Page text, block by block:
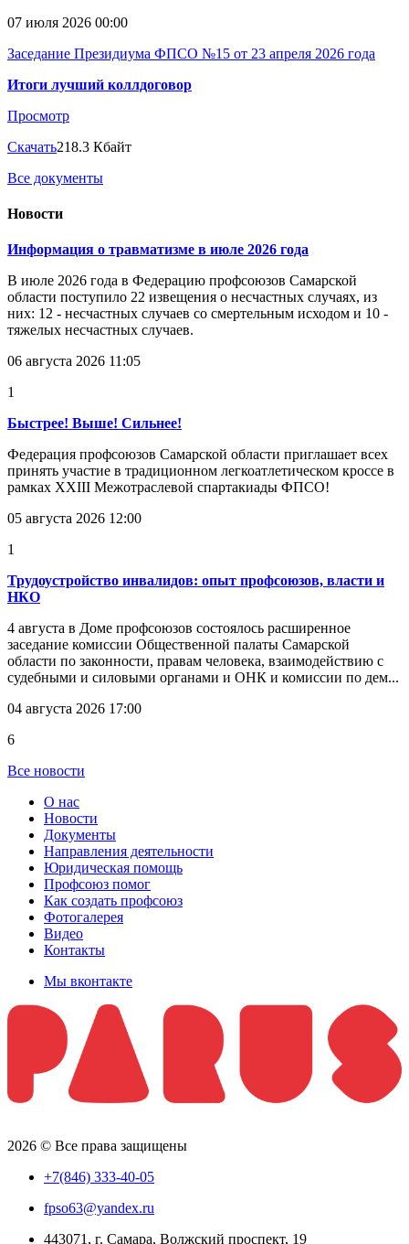
07 июля 2026 00:00
Заседание Президиума ФПСО №15 от 23 апреля 2026 года
Итоги лучший коллдоговор
Просмотр
Скачать218.3 Кбайт
Все документы
Новости
Информация о травматизме в июле 2026 года
В июле 2026 года в Федерацию профсоюзов Самарской
области поступило 22 извещения о несчастных случаях, из
них: 12 - несчастных случаев со смертельным исходом и 10 -
тяжелых несчастных случаев.
06 августа 2026 11:05
1
Быстрее! Выше! Сильнее!
Федерация профсоюзов Самарской области приглашает всех
принять участие в традиционном легкоатлетическом кроссе в
рамках XXIII Межотраслевой спартакиады ФПСО!
05 августа 2026 12:00
1
Трудоустройство инвалидов: опыт профсоюзов, власти и
НКО
4 августа в Доме профсоюзов состоялось расширенное
заседание комиссии Общественной палаты Самарской
области по законности, правам человека, взаимодействию с
судебными и силовыми органами и ОНК и комиссии по дем...
04 августа 2026 17:00
6
Все новости
О нас
Новости
Документы
Направления деятельности
Юридическая помощь
Профсоюз помог
Как создать профсоюз
Фотогалерея
Видео
Контакты
Мы вконтакте
2026 © Все права защищены
+7(846) 333-40-05
fpso63@yandex.ru
443071, г. Самара, Волжский проспект, 19